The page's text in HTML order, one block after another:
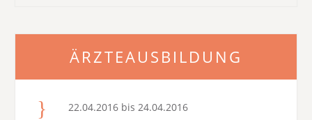
ÄRZTEAUSBILDUNG
22.04.2016 bis 24.04.2016